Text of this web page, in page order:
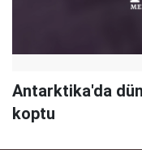
Antarktika'da
koptu